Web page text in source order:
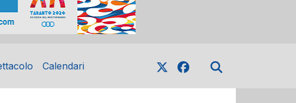
Calendari